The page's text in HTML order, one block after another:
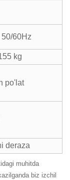
60Hz
kg
po'lat
deraza
muhitda
biz izchil